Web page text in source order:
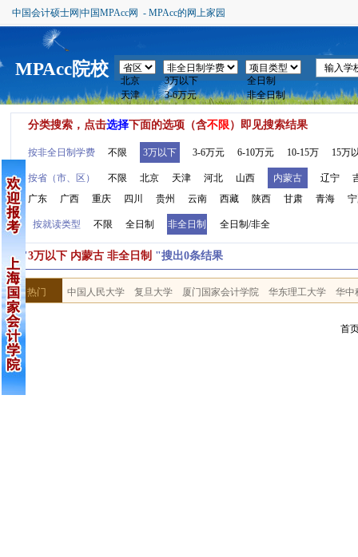
中国会计硕士网|中国MPAcc网 - MPAcc的网上家园
MPAcc院校
分类搜索，点击选择下面的选项（含不限）即见搜索结果
按非全日制学费 不限 3万以下 3-6万元 6-10万元 10-15万 15万
按省（市、区） 不限 北京 天津 河北 山西 内蒙古 辽宁
广东
广西 重庆 四川 贵州 云南 西藏 陕西 甘肃 青海
按就读类型 不限 全日制 非全日制 全日制/非全
按"3万以下 内蒙古 非全日制 "搜出0条结果
热门 中国人民大学 复旦大学 厦门国家会计学院 华东理工大学 华中
首